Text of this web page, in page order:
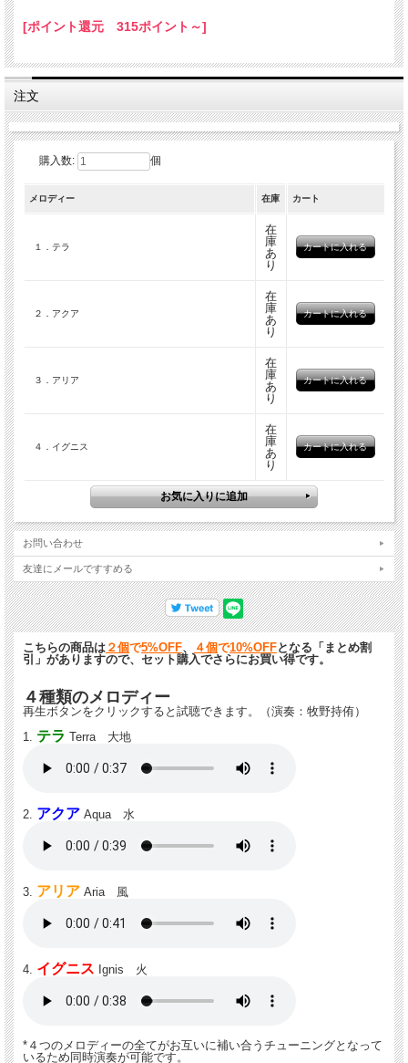
コシ・チャイムはれっきとした楽器で、高品質で独創的な商品です。ピレネー山脈
八個のコ―ドが共鳴管の基部の金属に銀で溶接されおり、精確な調律は倍音に富ん
だクリアなトーンを奏でます。より短いコード音の倍音が徐々に大きくなり、やが
て基音になり回転する音の領域を創り出します。
有し、他の種類の音色とも調和的に鳴らすことが可能です。共鳴管はメーカーの工
ックス感じる音色は、あなたを静かな世界へと誘います。屋外につるし、そよ吹く
風が奏でる思いがけないメロディーに心を奪われることでしょう。
アコースティック感を有する共鳴管は、薄い竹の層で出来ており、このことに加
え、新しいチューニングの技術によって、さらに深い音と豊かな共鳴音を奏でるこ
[ポイント還元 315ポイント～]
注文
購入数: 個
メロディー 在庫 カート
１．テラ
在
庫
あ
り
２．アクア
在
庫
あ
り
３．アリア
在
庫
あ
り
４．イグニス
在
庫
あ
り
お問い合わせ
友達にメールですすめる
こちらの商品は ２個で5%OFF、 ４個で10%OFFとなる「まとめ割
引」がありますので、セット購入でさらにお買い得です。
４種類のメロディー
再生ボタンをクリックすると試聴できます。（演奏：牧野持侑）
1. テラ Terra 大地
2. アクア Aqua 水
3. アリア Aria 風
4. イグニス Ignis 火
*４つのメロディーの全てがお互いに補い合うチューニングとなって
いるため同時演奏が可能です。